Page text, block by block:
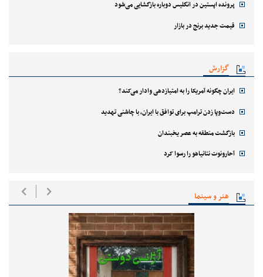
پرونده اپستین در انگلیس دوباره بازگشایی می‌شود
قیمت جدید برنج در بازار
گزارش
ایران چگونه آمریکا را به امتیازدهی وادار می‌کند؟
دست‌وپا زدن ترامپ برای توافق با ایران، با چاشنی تهدید
بازگشت منطقه به عصر یخبندان
آحارونوت نتانیاهو را رسوا کرد
هنر و سینما